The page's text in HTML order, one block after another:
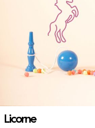
Licorne